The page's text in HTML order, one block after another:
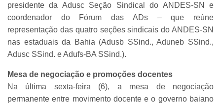
presidente da Adusc Seção Sindical do ANDES-SN e
coordenador do Fórum das ADs – que reúne
representação das quatro seções sindicais do ANDES-SN
nas estaduais da Bahia (Adusb SSind., Aduneb SSind.,
Adusc SSind. e Adufs-BA SSind.).
Mesa de negociação e promoções docentes
Na última sexta-feira (6), a mesa de negociação
permanente entre movimento docente e o governo baiano